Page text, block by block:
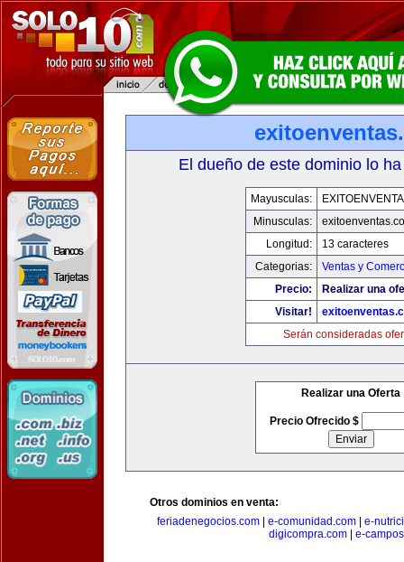
El dueño de este dominio lo
Mayusculas:
Minusculas:
Longitud:
13 caracteres
Categorias:
Ventas y
Precio:
Realizar una
Visitar!
Serán consideradas
Realizar una Oferta
Precio Ofrecido $
Otros dominios en venta:
feriadenegocios.com| e-comunidad.com| e-
digicompra.com
e-